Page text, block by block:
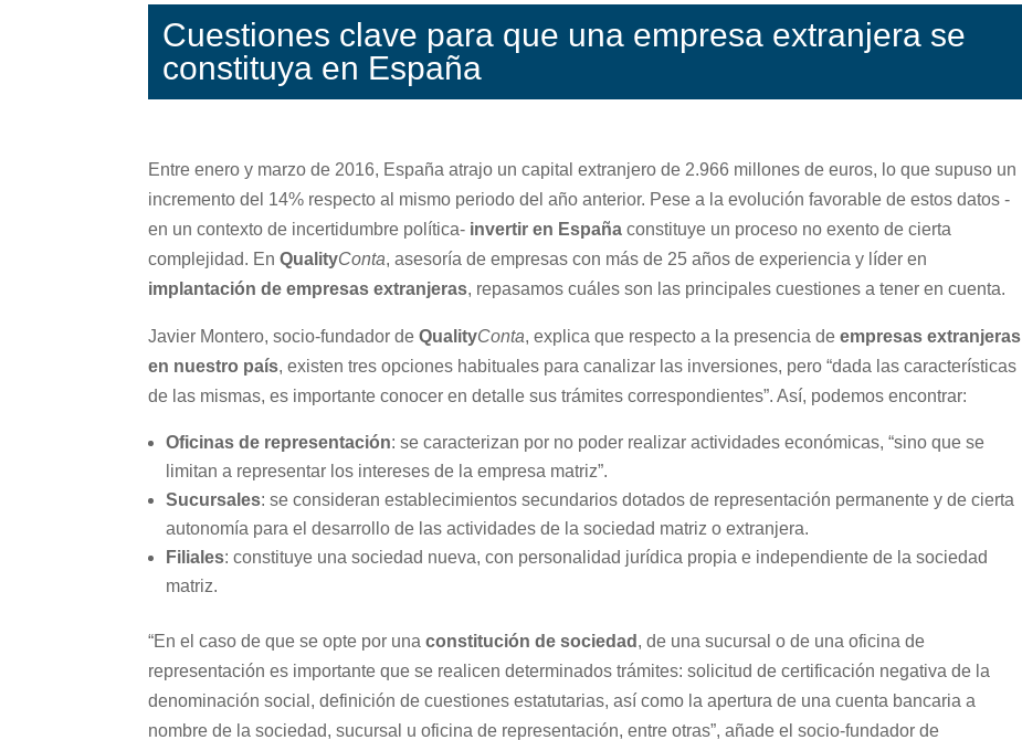
Cuestiones clave para que una empresa extranjera se
constituya en España
Entre enero y marzo de 2016, España atrajo un capital extranjero de 2.966 millones de euros, lo que supuso un
incremento del 14% respecto al mismo periodo del año anterior. Pese a la evolución favorable de estos datos ­-
en un contexto de incertidumbre política- invertir en España constituye un proceso no exento de cierta
complejidad. EnQualityConta, asesoría de empresas con más de 25 años de experiencia y líder en
implantación de empresas extranjeras, repasamos cuáles son las principales cuestiones a tener en cuenta.
Javier Montero, socio-fundador deQualityConta, explica que respecto a la presencia deempresas extranjeras
en nuestro país, existen tres opciones habituales para canalizar las inversiones, pero “dada las características
de las mismas, es importante conocer en detalle sus trámites correspondientes”. Así, podemos encontrar:
Oficinas de representación: se caracterizan por no poder realizar actividades económicas, “sino que se
limitan a representar los intereses de la empresa matriz”.
Sucursales: se consideran establecimientos secundarios dotados de representación permanente y de cierta
autonomía para el desarrollo de las actividades de la sociedad matriz o extranjera.
Filiales: constituye una sociedad nueva, con personalidad jurídica propia e independiente de la sociedad
matriz.
“En el caso de que se opte por unaconstitución de sociedad , de una sucursal o de una oficina de
representación es importante que se realicen determinados trámites: solicitud de certificación negativa de la
denominación social, definición de cuestiones estatutarias, así como la apertura de una cuenta bancaria a
nombre de la sociedad, sucursal u oficina de representación, entre otras”, añade el socio-fundador de